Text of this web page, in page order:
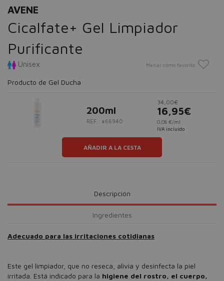
AVENE
Cicalfate+ Gel Limpiador
Purificante
Unisex Marcar como favorito
Producto de Gel Ducha
200ml
REF.: #66940
34,00€
16,95€
0,08 €/ml
IVA incluido
AÑADIR A LA CESTA
Descripción
Ingredientes
Adecuado para las irritaciones cotidianas
Este gel limpiador, que no reseca, alivia y desinfecta la piel
irritada. Está indicado para la higiene del rostro, el cuerpo,